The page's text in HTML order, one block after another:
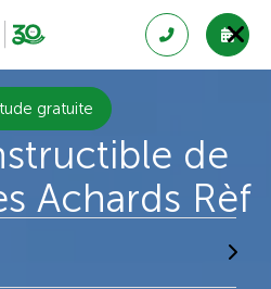
gratuite
de
Achards Rèf